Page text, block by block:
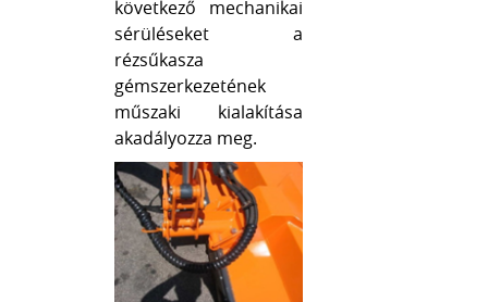
következő mechanikai
sérüléseket a
rézsűkasza
gémszerkezetének
műszaki kialakítása
akadályozza meg.